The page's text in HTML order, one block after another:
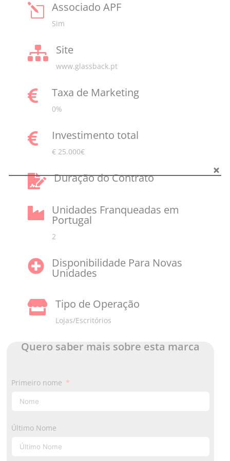
l Associado APF
Sim
 Site
www.glassback.pt
 Taxa de Marketing
0%
 Investimento total
€ 25.000€
 Duração do Contrato
 Unidades Franqueadas em
Portugal
2
 Disponibilidade Para Novas
Unidades
 Tipo de Operação
Lojas/Escritórios
Quero saber mais sobre esta marca
Primeiro nome
Último Nome